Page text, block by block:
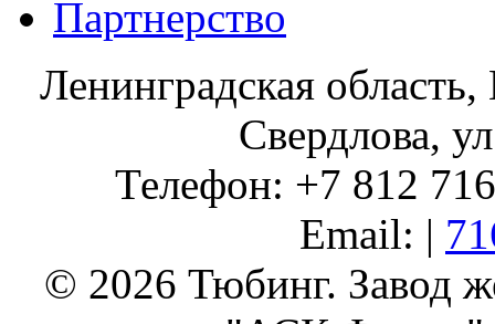
Партнерство
Ленинградская
Свердлова,
Телефон: +7 812
Email: |
© 2026 Тюбинг. Завод